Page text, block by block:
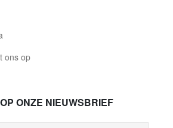
ons op
ONZE NIEUWSBRIEF